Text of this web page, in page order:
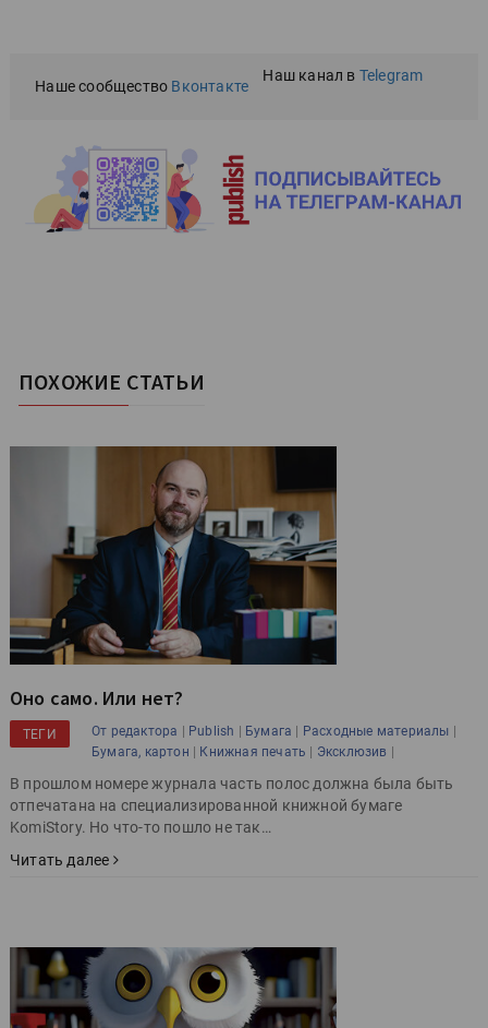
Наше сообщество Вконтакте
Наш канал в Telegram
ПОХОЖИЕ СТАТЬИ
Оно само. Или нет?
ТЕГИ От редактора | Publish | Бумага | Расходные материалы |
Бумага, картон | Книжная печать | Эксклюзив |
В прошлом номере журнала часть полос должна была быть
отпечатана на специализированной книжной бумаге
KomiStory. Но что-то пошло не так…
Читать далее